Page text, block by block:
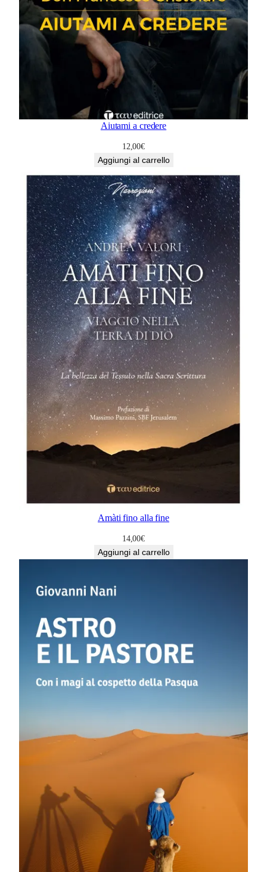
Aiutami a credere
12,00€
Aggiungi al carrello
Amàti fino alla fine
14,00€
Aggiungi al carrello